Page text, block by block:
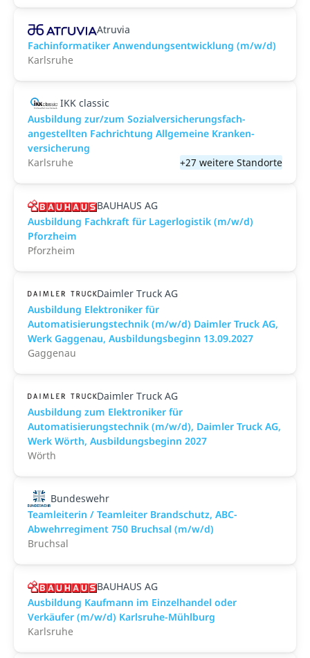
Atruvia
Fachinformatiker Anwendungsentwicklung (m/w/d)
Karlsruhe
IKK classic
Aus­bild­ung zur/zum Sozial­versicher­ungs­fach­
angestellten­ Fach­richtung All­gemeine Kranken­
versicher­ung
Karlsruhe
+27 weitere Standorte
BAUHAUS AG
Ausbildung Fachkraft für Lagerlogistik (m/w/d)
Pforzheim
Pforzheim
Daimler Truck AG
Ausbildung Elektroniker für
Automatisierungstechnik (m/w/d) Daimler Truck AG,
Werk Gaggenau, Ausbildungsbeginn 13.09.2027
Gaggenau
Daimler Truck AG
Ausbildung zum Elektroniker für
Automatisierungstechnik (m/w/d), Daimler Truck AG,
Werk Wörth, Ausbildungsbeginn 2027
Wörth
Bundeswehr
Teamleiterin / Teamleiter Brandschutz, ABC-
Abwehrregiment 750 Bruchsal (m/w/d)
Bruchsal
BAUHAUS AG
Ausbildung Kaufmann im Einzelhandel oder
Verkäufer (m/w/d) Karlsruhe-Mühlburg
Karlsruhe